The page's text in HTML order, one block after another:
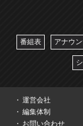
番組表 アナウ
運営会社
編集体制
お問い合わせ